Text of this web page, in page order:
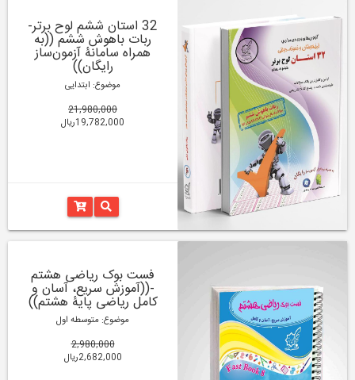
32 استان ششم لوح برتر-
ربات باهوش ششم ((به
همراه سامانۀ آزمون‌ساز
رایگان))
موضوع: ابتدایی
21,980,000
19,782,000ریال
فست بوک ریاضی هشتم
-((آموزش سریع، آسان و
کامل ریاضی پایۀ هشتم))
موضوع: متوسطه اول
2,980,000
2,682,000ریال